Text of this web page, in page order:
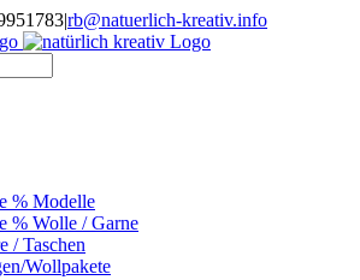
|rb@natuerlich-kreativ.info
% Modelle
% Wolle / Garne
/ Taschen
Wollpakete